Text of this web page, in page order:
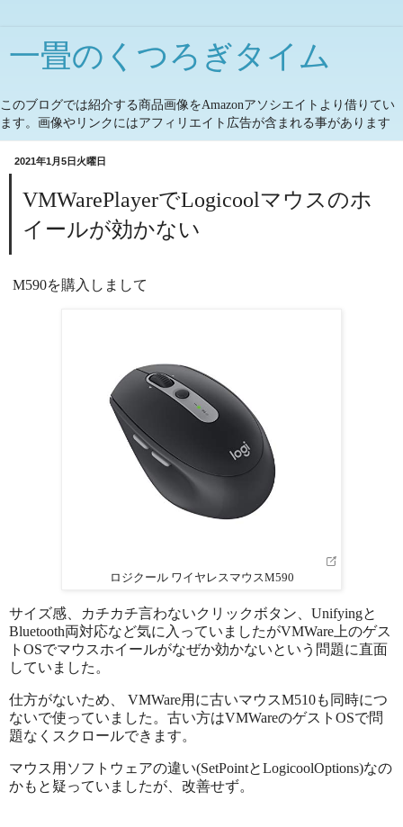
一畳のくつろぎタイム
このブログでは紹介する商品画像をAmazonアソシエイトより借りてい
ます。画像やリンクにはアフィリエイト広告が含まれる事があります
2021年1月5日火曜日
VMWarePlayerでLogicoolマウスのホ
イールが効かない
M590を購入しまして
ロジクール ワイヤレスマウスM590
サイズ感、カチカチ言わないクリックボタン、Unifyingと
Bluetooth両対応など気に入っていましたがVMWare上のゲス
トOSでマウスホイールがなぜか効かないという問題に直面
していました。
仕方がないため、 VMWare用に古いマウスM510も同時につ
ないで使っていました。古い方はVMWareのゲストOSで問
題なくスクロールできます。
マウス用ソフトウェアの違い(SetPointとLogicoolOptions)なの
かもと疑っていましたが、改善せず。